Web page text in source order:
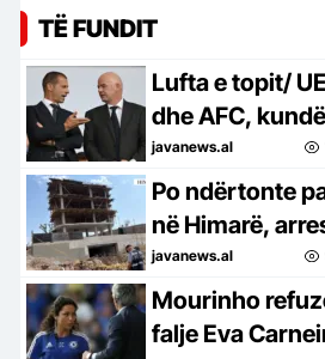
TË FUNDIT
Lufta e topit/
dhe AFC,
Besim i
mashtrimi!
javanews.al
Po ndërtonte
në Himarë,
vjeçari, në
IMT-së
javanews.al
Mourinho
falje Eva